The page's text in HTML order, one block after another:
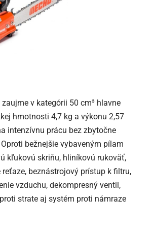
zaujme v kategórii 50 cm³ hlavne
hmotnosti 4,7 kg a výkonu 2,57
intenzívnu prácu bez zbytočne
bežnejšie vybaveným pílam
kľukovú skriňu, hliníkovú rukoväť,
reťaze, beznástrojový prístup k filtru,
vzduchu, dekompresný ventil,
strate aj systém proti námraze